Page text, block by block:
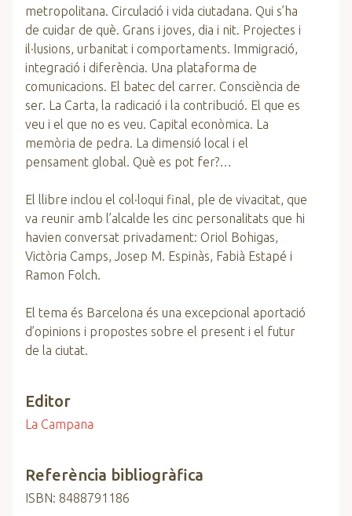
metropolitana. Circulació i vida ciutadana. Qui s’ha
de cuidar de què. Grans i joves, dia i nit. Projectes i
il·lusions, urbanitat i comportaments. Immigració,
in­tegració i diferència. Una plataforma de
comunicacions. El batec del carrer. Consciència de
ser. La Carta, la radicació i la contribució. El que es
veu i el que no es veu. Capital econòmica. La
memòria de pedra. La dimensió local i el
pensament global. Què es pot fer?…
El llibre inclou el col·loqui final, ple de vivacitat, que
va reunir amb l’alcalde les cinc personalitats que hi
havien conversat privadament: Oriol Bohigas,
Victòria Camps, Josep M. Espinàs, Fabià Estapé i
Ramon Folch.
El tema és Barcelona és una excepcional aportació
d’opinions i propostes sobre el present i el futur
de la ciutat.
Editor
La Campana
Referència bibliogràfica
ISBN: 8488791186